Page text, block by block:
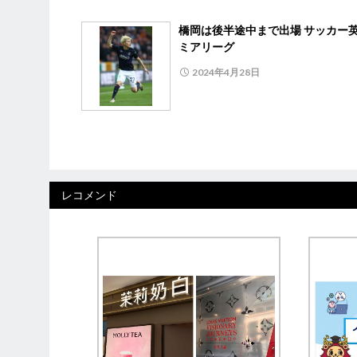
橋岡は後半途中まで出場 サッカー
ミアリーグ
2024年4月28日
レコメンド